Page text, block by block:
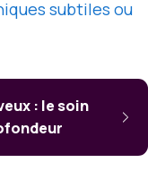
subtiles ou
: le soin